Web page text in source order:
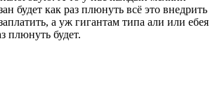
будет как раз плюнуть всё это внедрить
а уж гигантам типа али или ебея
плюнуть будет.